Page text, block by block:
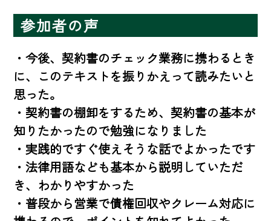
参加者の声
・今後、契約書のチェック業務に携わるとき
に、このテキストを振りかえって読みたいと
思った。
・契約書の棚卸をするため、契約書の基本が
知りたかったので勉強になりました
・実践的ですぐ使えそうな話でよかったです
・法律用語なども基本から説明していただ
き、わかりやすかった
・普段から営業で債権回収やクレーム対応に